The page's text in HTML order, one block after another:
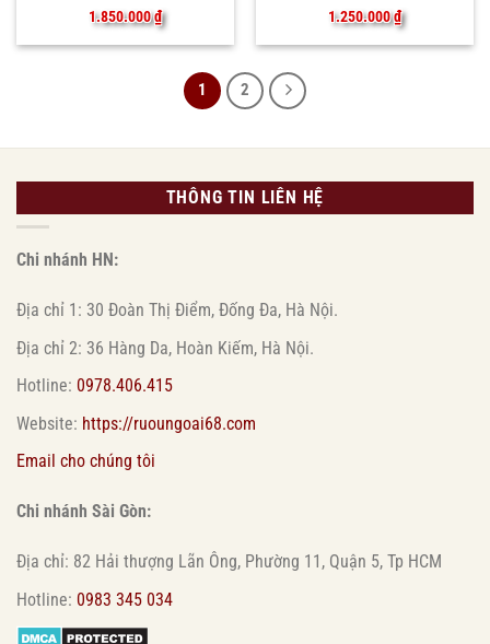
1.850.000₫
1.250.000₫
1 2
THÔNG TIN LIÊN HỆ
Chi nhánh HN:
Địa chỉ 1: 30 Đoàn Thị Điểm, Đống Đa, Hà Nội.
Địa chỉ 2: 36 Hàng Da, Hoàn Kiếm, Hà Nội.
Hotline: 0978.406.415
Website: https://ruoungoai68.com
Email cho chúng tôi
Chi nhánh Sài Gòn:
Địa chỉ: 82 Hải thượng Lãn Ông, Phường 11, Quận 5, Tp HCM
Hotline: 0983 345 034